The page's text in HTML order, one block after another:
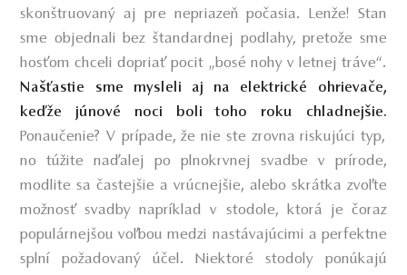
skonštruovaný aj pre nepriazeň počasia. Lenže! Stan
sme objednali bez štandardnej podlahy, pretože sme
hosťom chceli dopriať pocit „bosé nohy v letnej tráve“.
Našťastie sme mysleli aj na elektrické ohrievače,
keďže júnové noci boli toho roku chladnejšie.
Ponaučenie? V prípade, že nie ste zrovna riskujúci typ,
no túžite naďalej po plnokrvnej svadbe v prírode,
modlite sa častejšie a vrúcnejšie, alebo skrátka zvoľte
možnosť svadby napríklad v stodole, ktorá je čoraz
populárnejšou voľbou medzi nastávajúcimi a perfektne
splní požadovaný účel. Niektoré stodoly ponúkajú